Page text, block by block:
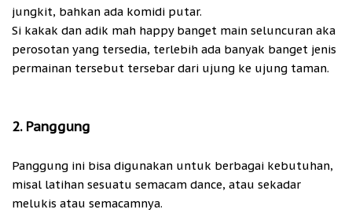
jungkit, bahkan ada komidi putar.
Si kakak dan adik mah happy banget main seluncuran aka
perosotan yang tersedia, terlebih ada banyak banget jenis
permainan tersebut tersebar dari ujung ke ujung taman.
2. Panggung
Panggung ini bisa digunakan untuk berbagai kebutuhan,
misal latihan sesuatu semacam dance, atau sekadar
melukis atau semacamnya.